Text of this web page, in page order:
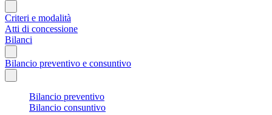
Criteri e modalità
Atti di concessione
Bilanci
Bilancio preventivo e consuntivo
Bilancio preventivo
Bilancio consuntivo